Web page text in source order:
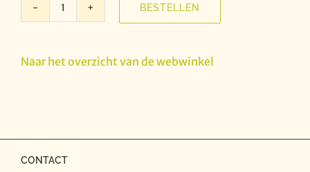
Muizel
-
aantal
BESTELLEN
Naar het overzicht van de webwinkel
CONTACT